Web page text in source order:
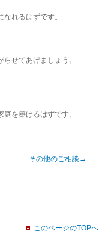
れるはずです。
せてあげましょう。
を築けるはずです。
その他のご相談→
このページのTOPへ